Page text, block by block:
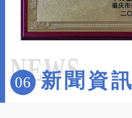
NEWS
06 新聞資訊